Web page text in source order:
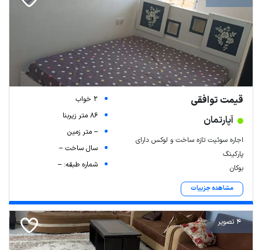
قیمت توافقی
آپارتمان
اجاره سوئیت تازه ساخت و لوکس دارای
پارکینگ
بوکان
مشاهده جزییات
2 خواب
86 متر زیربنا
-- متر زمین
سال ساخت --
شماره طبقه: --
4 تصویر